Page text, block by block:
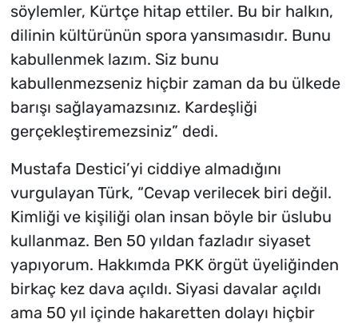
söylemler, Kürtçe hitap ettiler. Bu bir halkın,
dilinin kültürünün spora yansımasıdır. Bunu
kabullenmek lazım. Siz bunu
kabullenmezseniz hiçbir zaman da bu ülkede
barışı sağlayamazsınız. Kardeşliği
gerçekleştiremezsiniz” dedi.
Mustafa Destici’yi ciddiye almadığını
vurgulayan Türk, “Cevap verilecek biri değil.
Kimliği ve kişiliği olan insan böyle bir üslubu
kullanmaz. Ben 50 yıldan fazladır siyaset
yapıyorum. Hakkımda PKK örgüt üyeliğinden
birkaç kez dava açıldı. Siyasi davalar açıldı
ama 50 yıl içinde hakaretten dolayı hiçbir